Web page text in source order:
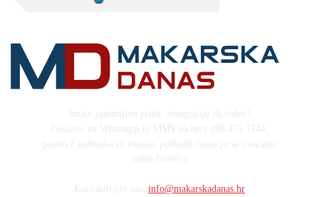
info@makarskadanas.hr